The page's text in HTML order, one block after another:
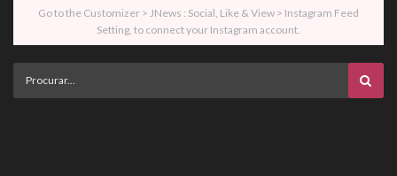
Go to the Customizer > JNews : Social, Like & View > Instagram Feed
Setting, to connect your Instagram account.